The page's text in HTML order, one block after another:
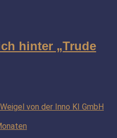
hinter „Trude